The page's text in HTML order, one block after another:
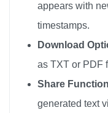
ハローキティ
ハローキティ
ハローキティ
ハローキティ
ハローキティ
ハローキティ
appears with
timestamps.
Download
as TXT or PDF
Share
generated text